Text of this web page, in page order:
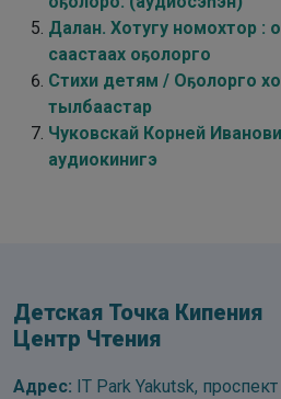
Далан. Хотугу номохтор :
саастаах оҕолорго
Стихи детям / Оҕолорго
тылбаастар
Чуковскай Корней
аудиокинигэ
Детская Точка Кипения
Центр Чтения
Адрес: IT Park Yakutsk,